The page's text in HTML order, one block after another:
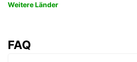
Weitere Länder
FAQ